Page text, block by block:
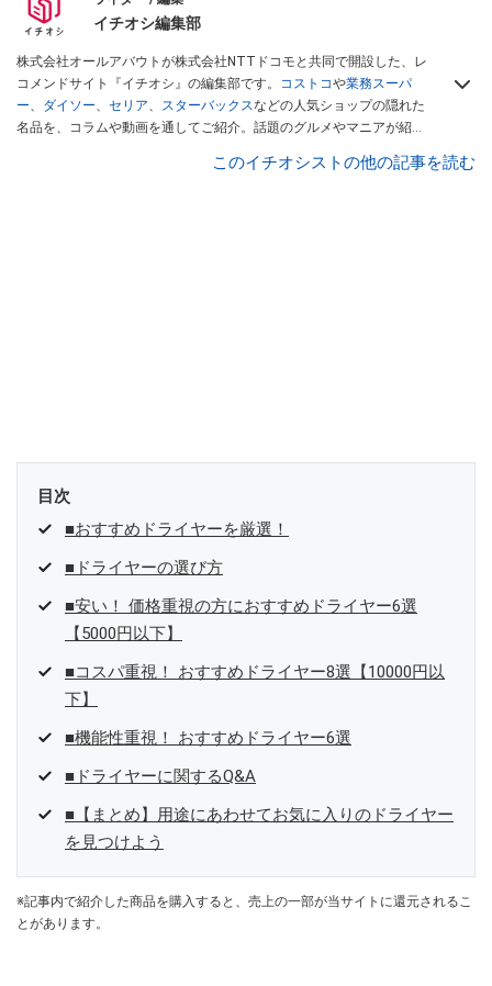
イチオシ編集部
株式会社オールアバウトが株式会社NTTドコモと共同で開設した、レ
コメンドサイト『イチオシ』の編集部です。 コストコや業務スーパ
ー、 ダイソー、 セリア、 スターバックスなどの人気ショップの隠れた
名品を、コラムや動画を通してご紹介。話題のグルメやマニアが紹介
インフルエンサーが実際に使用してレビューしています。毎日トレン
このイチオシストの他の記事を読む
目次
■おすすめドライヤーを厳選！
■ドライヤーの選び方
■安い！ 価格重視の方におすすめドライヤー6選
【5000円以下】
■コスパ重視！ おすすめドライヤー8選【10000円以
下】
■機能性重視！ おすすめドライヤー6選
■ドライヤーに関するQ&A
■【まとめ】用途にあわせてお気に入りのドライヤー
を見つけよう
※記事内で紹介した商品を購入すると、売上の一部が当サイトに還元されるこ
とがあります。